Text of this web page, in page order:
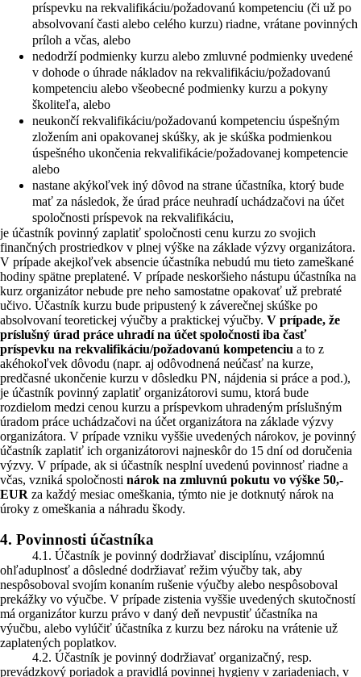
príspevku na rekvalifikáciu/požadovanú kompetenciu (či už po
absolvovaní časti alebo celého kurzu) riadne, vrátane povinných
príloh a včas, alebo
nedodrží podmienky kurzu alebo zmluvné podmienky uvedené
v dohode o úhrade nákladov na rekvalifikáciu/požadovanú
kompetenciu alebo všeobecné podmienky kurzu a pokyny
školiteľa, alebo
neukončí rekvalifikáciu/požadovanú kompetenciu úspešným
zložením ani opakovanej skúšky, ak je skúška podmienkou
úspešného ukončenia rekvalifikácie/požadovanej kompetencie
alebo
nastane akýkoľvek iný dôvod na strane účastníka, ktorý bude
mať za následok, že úrad práce neuhradí uchádzačovi na účet
spoločnosti príspevok na rekvalifikáciu,
je účastník povinný zaplatiť spoločnosti cenu kurzu zo svojich
finančných prostriedkov v plnej výške na základe výzvy organizátora.
V prípade akejkoľvek absencie účastníka nebudú mu tieto zameškané
hodiny spätne preplatené. V prípade neskoršieho nástupu účastníka na
kurz organizátor nebude pre neho samostatne opakovať už prebraté
učivo. Účastník kurzu bude pripustený k záverečnej skúške po
absolvovaní teoretickej výučby a praktickej výučby. V prípade, že
príslušný úrad práce uhradí na účet spoločnosti iba časť
príspevku na rekvalifikáciu/požadovanú kompetenciu a to z
akéhokoľvek dôvodu (napr. aj odôvodnená neúčasť na kurze,
predčasné ukončenie kurzu v dôsledku PN, nájdenia si práce a pod.),
je účastník povinný zaplatiť organizátorovi sumu, ktorá bude
rozdielom medzi cenou kurzu a príspevkom uhradeným príslušným
úradom práce uchádzačovi na účet organizátora na základe výzvy
organizátora. V prípade vzniku vyššie uvedených nárokov, je povinný
účastník zaplatiť ich organizátorovi najneskôr do 15 dní od doručenia
výzvy. V prípade, ak si účastník nesplní uvedenú povinnosť riadne a
včas, vzniká spoločnosti nárok na zmluvnú pokutu vo výške 50,-
EUR za každý mesiac omeškania, týmto nie je dotknutý nárok na
úroky z omeškania a náhradu škody.
4. Povinnosti účastníka
4.1. Účastník je povinný dodržiavať disciplínu, vzájomnú
ohľaduplnosť a dôsledné dodržiavať režim výučby tak, aby
nespôsoboval svojím konaním rušenie výučby alebo nespôsoboval
prekážky vo výučbe. V prípade zistenia vyššie uvedených skutočností
má organizátor kurzu právo v daný deň nevpustiť účastníka na
výučbu, alebo vylúčiť účastníka z kurzu bez nároku na vrátenie už
zaplatených poplatkov.
4.2. Účastník je povinný dodržiavať organizačný, resp.
prevádzkový poriadok a pravidlá povinnej hygieny v zariadeniach, v